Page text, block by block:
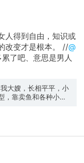
人得到自由，知识或
改变才是根本。 //@
了吧、意思是男人
，靠卖鱼和各种小生
生了二胎，现有一子